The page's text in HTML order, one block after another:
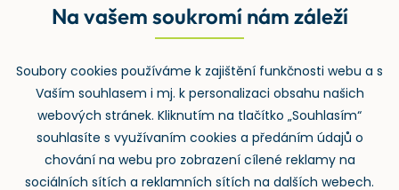
Rejstřík používaných zkratek v odpadech
Zpětný odběr
Na vašem soukromí nám záleží
Soubory cookies používáme k zajištění funkčnosti webu a s
Vaším souhlasem i mj. k personalizaci obsahu našich
webových stránek. Kliknutím na tlačítko „Souhlasím“
souhlasíte s využívaním cookies a předáním údajů o
chování na webu pro zobrazení cílené reklamy na
sociálních sítích a reklamních sítích na dalších webech.